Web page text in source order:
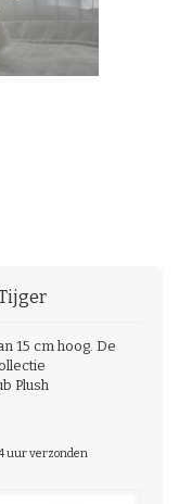
15 cm hoog. De
Plush
uur verzonden